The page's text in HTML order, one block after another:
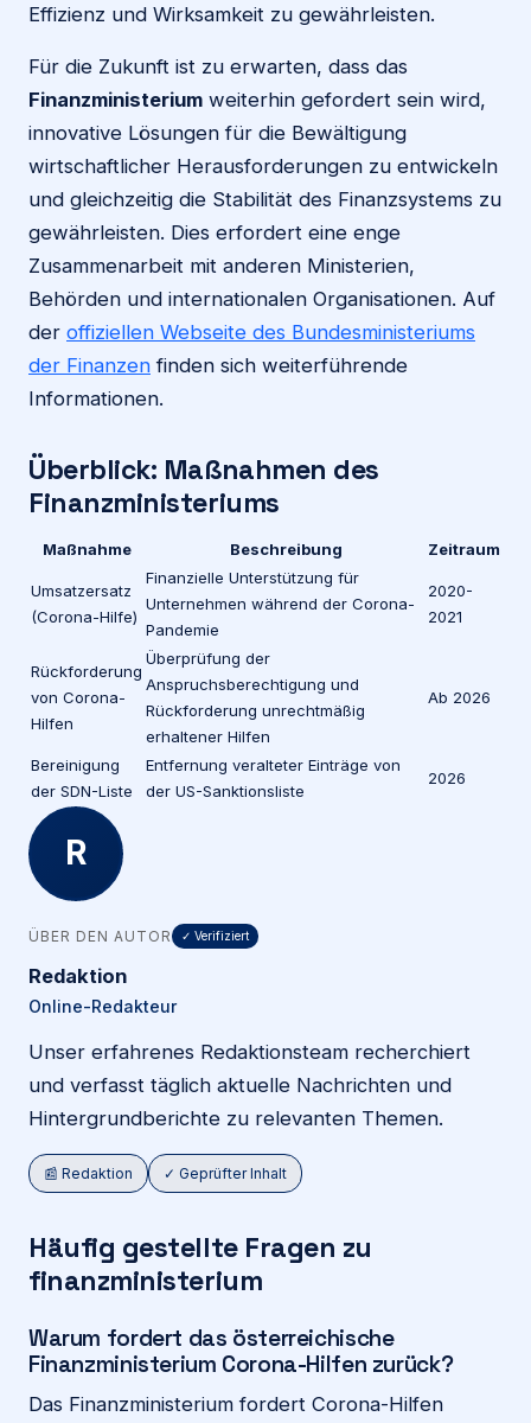
Effizienz und Wirksamkeit zu gewährleisten.
Für die Zukunft ist zu erwarten, dass das
Finanzministerium weiterhin gefordert sein wird,
innovative Lösungen für die Bewältigung
wirtschaftlicher Herausforderungen zu entwickeln
und gleichzeitig die Stabilität des Finanzsystems zu
gewährleisten. Dies erfordert eine enge
Zusammenarbeit mit anderen Ministerien,
Behörden und internationalen Organisationen. Auf
der offiziellen Webseite des Bundesministeriums
der Finanzen finden sich weiterführende
Informationen.
Überblick: Maßnahmen des
Finanzministeriums
Maßnahme Beschreibung Zeitraum
Umsatzersatz
(Corona-Hilfe)
Finanzielle Unterstützung für
Unternehmen während der Corona-
Pandemie
2020-
2021
Rückforderung
von Corona-
Hilfen
Überprüfung der
Anspruchsberechtigung und
Rückforderung unrechtmäßig
erhaltener Hilfen
Ab 2026
Bereinigung
der SDN-Liste
Entfernung veralteter Einträge von
der US-Sanktionsliste
2026
R
ÜBER DEN AUTOR ✓ Verifiziert
Redaktion
Online-Redakteur
Unser erfahrenes Redaktionsteam recherchiert
und verfasst täglich aktuelle Nachrichten und
Hintergrundberichte zu relevanten Themen.
📰 Redaktion ✓ Geprüfter Inhalt
Häufig gestellte Fragen zu
finanzministerium
Warum fordert das österreichische
Finanzministerium Corona-Hilfen zurück?
Das Finanzministerium fordert Corona-Hilfen